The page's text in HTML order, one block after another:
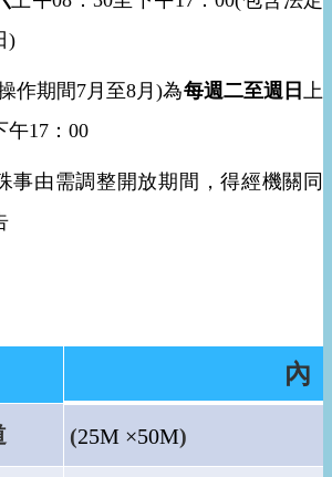
)
作期間7月至8月)為每週二至週日上
午17：00
事由需調整開放期間，得經機關同
(25M ×50M)